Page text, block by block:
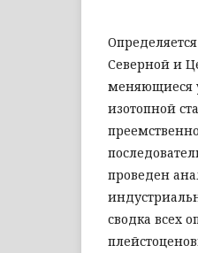
Северной и
меняющиеся
изотопной
проведен
сводка всех